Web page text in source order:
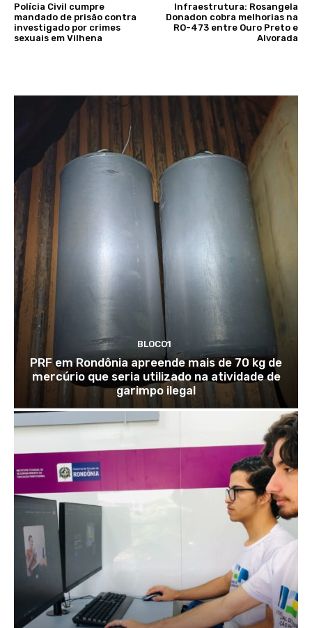
Polícia Civil cumpre
mandado de prisão contra
investigado por crimes
sexuais em Vilhena
Infraestrutura: Rosangela
Donadon cobra melhorias na
RO-473 entre Ouro Preto e
Alvorada
BLOCO1
PRF em Rondônia apreende mais de 70 kg de
mercúrio que seria utilizado na atividade de
garimpo ilegal